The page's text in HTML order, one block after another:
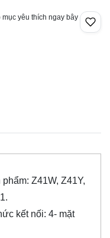
yêu thích ngay bây
phẩm: Z41W, Z41Y,
kết nối: 4- mặt